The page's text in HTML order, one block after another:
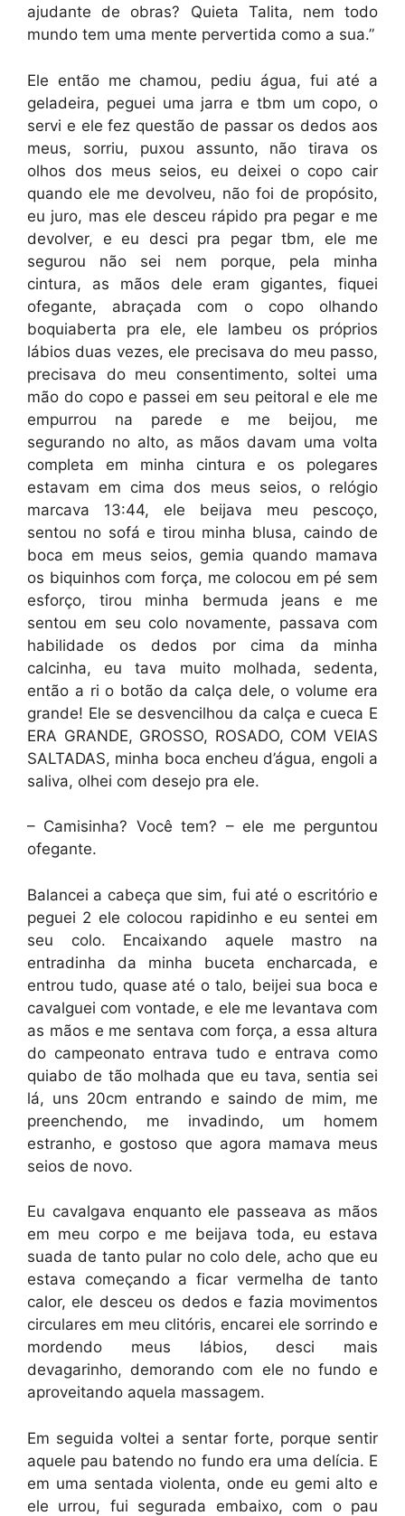
ajudante de obras? Quieta Talita, nem todo
mundo tem uma mente pervertida como a sua.”
Ele então me chamou, pediu água, fui até a
geladeira, peguei uma jarra e tbm um copo, o
servi e ele fez questão de passar os dedos aos
meus, sorriu, puxou assunto, não tirava os
olhos dos meus seios, eu deixei o copo cair
quando ele me devolveu, não foi de propósito,
eu juro, mas ele desceu rápido pra pegar e me
devolver, e eu desci pra pegar tbm, ele me
segurou não sei nem porque, pela minha
cintura, as mãos dele eram gigantes, fiquei
ofegante, abraçada com o copo olhando
boquiaberta pra ele, ele lambeu os próprios
lábios duas vezes, ele precisava do meu passo,
precisava do meu consentimento, soltei uma
mão do copo e passei em seu peitoral e ele me
empurrou na parede e me beijou, me
segurando no alto, as mãos davam uma volta
completa em minha cintura e os polegares
estavam em cima dos meus seios, o relógio
marcava 13:44, ele beijava meu pescoço,
sentou no sofá e tirou minha blusa, caindo de
boca em meus seios, gemia quando mamava
os biquinhos com força, me colocou em pé sem
esforço, tirou minha bermuda jeans e me
sentou em seu colo novamente, passava com
habilidade os dedos por cima da minha
calcinha, eu tava muito molhada, sedenta,
então a ri o botão da calça dele, o volume era
grande! Ele se desvencilhou da calça e cueca E
ERA GRANDE, GROSSO, ROSADO, COM VEIAS
SALTADAS, minha boca encheu d’água, engoli a
saliva, olhei com desejo pra ele.
– Camisinha? Você tem? – ele me perguntou
ofegante.
Balancei a cabeça que sim, fui até o escritório e
peguei 2 ele colocou rapidinho e eu sentei em
seu colo. Encaixando aquele mastro na
entradinha da minha buceta encharcada, e
entrou tudo, quase até o talo, beijei sua boca e
cavalguei com vontade, e ele me levantava com
as mãos e me sentava com força, a essa altura
do campeonato entrava tudo e entrava como
quiabo de tão molhada que eu tava, sentia sei
lá, uns 20cm entrando e saindo de mim, me
preenchendo, me invadindo, um homem
estranho, e gostoso que agora mamava meus
seios de novo.
Eu cavalgava enquanto ele passeava as mãos
em meu corpo e me beijava toda, eu estava
suada de tanto pular no colo dele, acho que eu
estava começando a ficar vermelha de tanto
calor, ele desceu os dedos e fazia movimentos
circulares em meu clitóris, encarei ele sorrindo e
mordendo meus lábios, desci mais
devagarinho, demorando com ele no fundo e
aproveitando aquela massagem.
Em seguida voltei a sentar forte, porque sentir
aquele pau batendo no fundo era uma delícia. E
em uma sentada violenta, onde eu gemi alto e
ele urrou, fui segurada embaixo, com o pau